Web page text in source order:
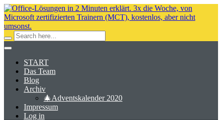
START
Das Team
Blog
Archiv
🎄Adventskalender 2020
Impressum
Log in